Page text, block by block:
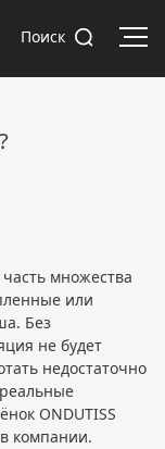
Поиск
множества
или
Без
не будет
недостаточно
ONDUTISS
компании.